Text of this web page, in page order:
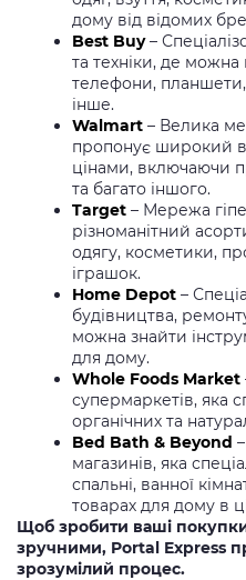
дому від відомих
Best Buy–
та техніки, де
телефони, планшети,
інше.
Walmart – Велика
пропонує широкий
цінами, включаючи
та багато іншого.
Target – Мережа
різноманітний
одягу, косметики,
іграшок.
Home Depot –
будівництва,
можна знайти
для дому.
Whole Foods Market
супермаркетів, яка
органічних та
Bed Bath & Beyond
магазинів, яка
спальні, ванної
товарах для дому в
Щоб зробити ваші
зручними, Portal Express
зрозумілий процес.